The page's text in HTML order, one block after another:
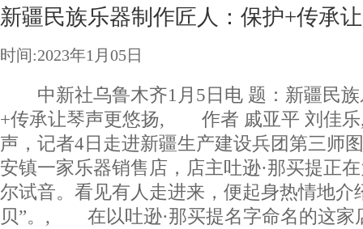
新疆民族乐器制作匠人：保护+传承
时间:2023年1月05日
中新社乌鲁木齐1月5日电 题：新疆民族
+传承让琴声更悠扬, 作者 戚亚平 刘佳
声，记者4日走进新疆生产建设兵团第三师
安镇一家乐器销售店，店主吐逊·那买提正
尔试音。看见有人走进来，便起身热情地介
贝”。, 在以吐逊·那买提名字命名的这家